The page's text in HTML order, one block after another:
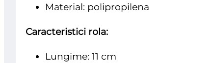
Material: polipropilena
Caracteristici rola:
Lungime: 11 cm